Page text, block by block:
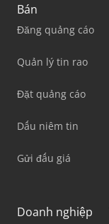
Bán
Đăng quảng cáo
Quản lý tin rao
Đặt quảng cáo
Dấu niêm tin
Gửi đấu giá
Doanh nghiệp